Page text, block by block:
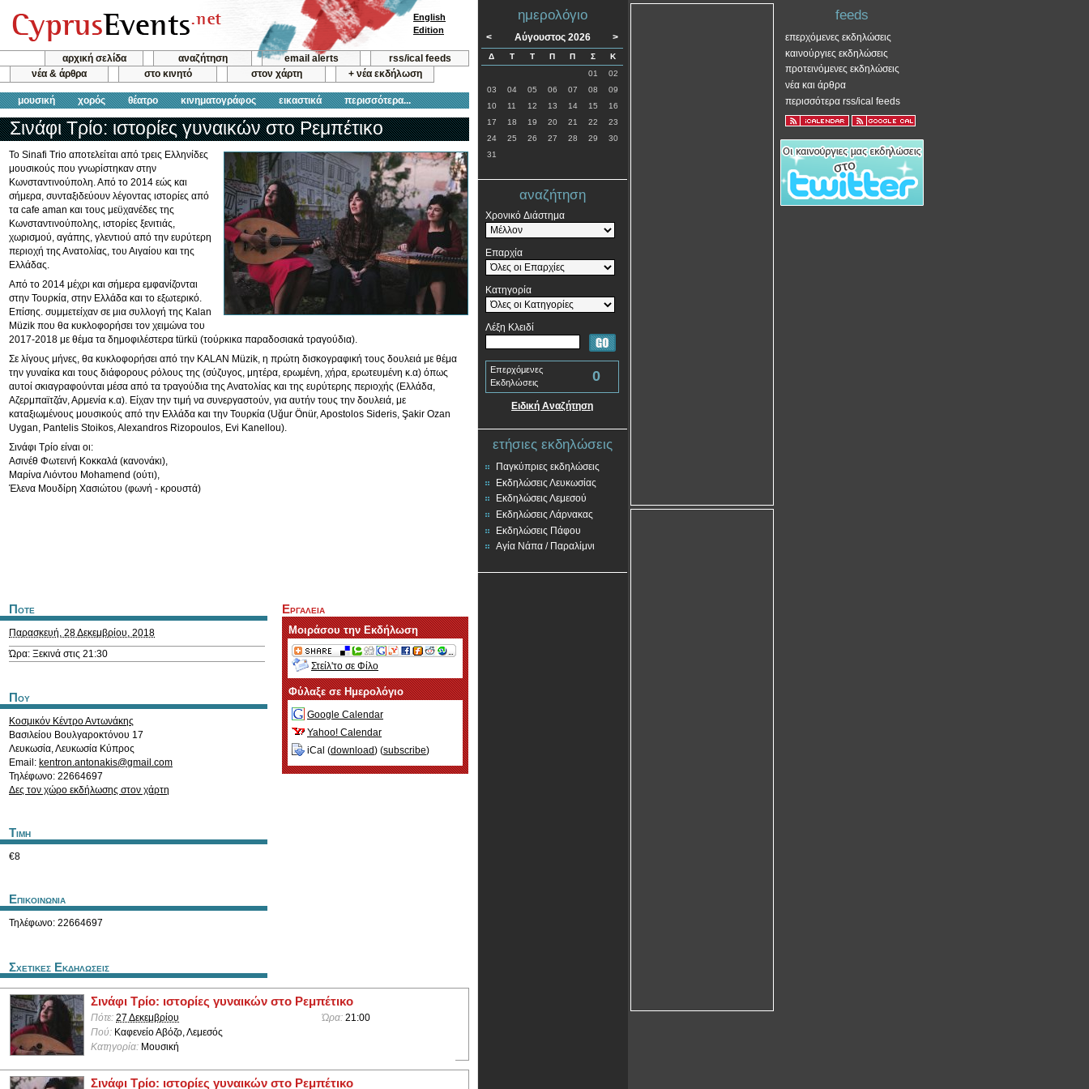
αρχική σελίδα αναζήτηση email alerts
rss/ical feeds
νέα & άρθρα
στο κινητό στον χάρτη + νέα εκδήλωση
μουσική χορός θέατρο κινηματογράφος εικαστικά περισσότερα...
English
Edition
Σινάφι Τρίο: ιστορίες γυναικών στο Ρεμπέτικο
Το Sinafi Trio αποτελείται από τρεις Ελληνίδες
μουσικούς που γνωρίστηκαν στην
Κωνσταντινούπολη. Από το 2014 εώς και
σήμερα, συνταξιδεύουν λέγοντας ιστορίες από
τα cafe aman και τους μεϋχανέδες της
Κωνσταντινούπολης, ιστορίες ξενιτιάς,
χωρισμού, αγάπης, γλεντιού από την ευρύτερη
περιοχή της Ανατολίας, του Αιγαίου και της
Ελλάδας.
Από το 2014 μέχρι και σήμερα εμφανίζονται
στην Τουρκία, στην Ελλάδα και το εξωτερικό.
Επίσης. συμμετείχαν σε μια συλλογή της Kalan
Müzik που θα κυκλοφορήσει τον χειμώνα του
2017-2018 με θέμα τα δημοφιλέστερα türkü (τούρκικα παραδοσιακά τραγούδια).
Σε λίγους μήνες, θα κυκλοφορήσει από την KALAN Müzik, η πρώτη δισκογραφική τους δουλειά με θέμα
την γυναίκα και τους διάφορους ρόλους της (σύζυγος, μητέρα, ερωμένη, χήρα, ερωτευμένη κ.α) όπως
αυτοί σκιαγραφούνται μέσα από τα τραγούδια της Ανατολίας και της ευρύτερης περιοχής (Ελλάδα,
Αζερμπαϊτζάν, Αρμενία κ.α). Είχαν την τιμή να συνεργαστούν, για αυτήν τους την δουλειά, με
καταξιωμένους μουσικούς από την Ελλάδα και την Τουρκία (Uğur Önür, Apostolos Sideris, Şakir Ozan
Uygan, Pantelis Stoikos, Alexandros Rizopoulos, Evi Kanellou).
Σινάφι Τρίο είναι οι:
Ασινέθ Φωτεινή Κοκκαλά (κανονάκι),
Μαρίνα Λιόντου Mohamend (ούτι),
Έλενα Μουδίρη Χασιώτου (φωνή - κρουστά)
Ποτε
Παρασκευή, 28 Δεκεμβρίου, 2018
Ώρα: Ξεκινά στις 21:30
Που
Κοσμικόν Κέντρο Αντωνάκης
Βασιλείου Βουλγαροκτόνου 17
Λευκωσία,Λευκωσία Κύπρος
Email: kentron.antonakis@gmail.com
Τηλέφωνο: 22664697
Δες τον χώρο εκδήλωσης στον χάρτη
Τιμη
€8
Επικοινωνια
Τηλέφωνο: 22664697
Εργαλεια
Μοιράσου την Εκδήλωση
Στείλ'το σε Φίλο
Φύλαξε σε Ημερολόγιο
Google Calendar
Yahoo! Calendar
iCal (download) (subscribe)
Σχετικες Εκδηλωσεις
Σινάφι Τρίο: ιστορίες γυναικών στο Ρεμπέτικο
Πότε: 27 Δεκεμβρίου Ώρα: 21:00
Πού: Καφενείο Αβόζο, Λεμεσός
Κατηγορία: Μουσική
Σινάφι Τρίο: ιστορίες γυναικών στο Ρεμπέτικο
ημερολόγιο
< Αύγουστος 2026 >
Δ Τ Τ Π Π Σ
Κ
01
02
03
04 05 06 07 08
09
10
11 12 13 14 15
16
17
18 19 20 21 22
23
24
25 26 27 28 29
30
31
αναζήτηση
Χρονικό Διάστημα
Επαρχία
Κατηγορία
Λέξη Κλειδί
Επερχόμενες
Εκδηλώσεις
0
Ειδική Αναζήτηση
ετήσιες εκδηλώσεις
Παγκύπριες εκδηλώσεις
Εκδηλώσεις Λευκωσίας
Εκδηλώσεις Λεμεσού
Εκδηλώσεις Λάρνακας
Εκδηλώσεις Πάφου
Αγία Νάπα / Παραλίμνι
feeds
επερχόμενες εκδηλώσεις
καινούργιες εκδηλώσεις
προτεινόμενες εκδηλώσεις
νέα και άρθρα
περισσότερα rss/ical feeds